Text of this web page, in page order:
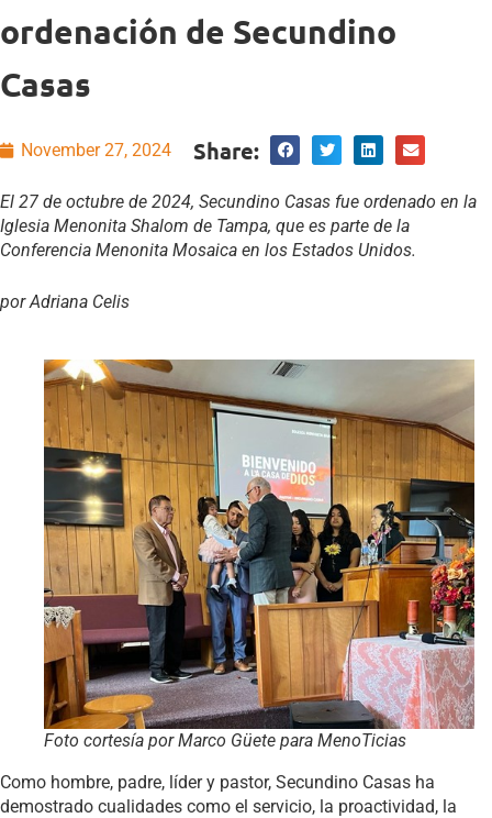
ordenación de Secundino
Casas
November 27, 2024 Share:
El 27 de octubre de 2024, Secundino Casas fue ordenado en la
Iglesia Menonita Shalom de Tampa, que es parte de la
Conferencia Menonita Mosaica en los Estados Unidos.
por Adriana Celis
Foto cortesía por Marco Güete para MenoTicias
Como hombre, padre, líder y pastor, Secundino Casas ha
demostrado cualidades como el servicio, la proactividad, la